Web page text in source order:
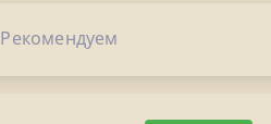
Рекомендуем